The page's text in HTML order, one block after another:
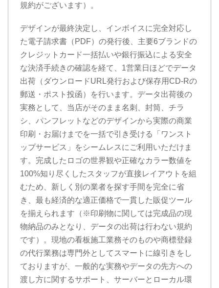
規約がございます）。
デザインが最終決定し、インボイスに完全対応し
た電子請求書（PDF）の発行後、主要6ブランドの
クレジットカード一括払いや銀行振込による安全
な決済手続きの確認を経て、1営業日ほどでデータ
出荷（ダウンロードURL発行および保存用CD-Rの
郵送・ポスト投函）を行います。データ出荷後の
実務として、当店がそのまま名刺、封筒、チラ
シ、パンフレットなどのデザインから実際の商業
印刷・お届けまでを一括で引き受ける「ワンスト
ップサービス」をシームレスにご利用いただけま
す。完成したロゴの世界観や正確なカラー数値を
100%知り尽くしたスタッフが直接レイアウトを組
むため、新しく別の業者を探す手間を完全に省
き、最も経済的な適正価格で一貫した販促ツール
を揃えられます（※印刷物に関しては完成品の現
物納品のみとなり、データの出荷は行わない規約
です）。現地の看板施工業務そのものや商標登録
の代行業務は専門外としてスマートに線引きをし
ておりますが、一般的な実務やデータの先方への
渡し方に関するサポート、サーバーとローカル環